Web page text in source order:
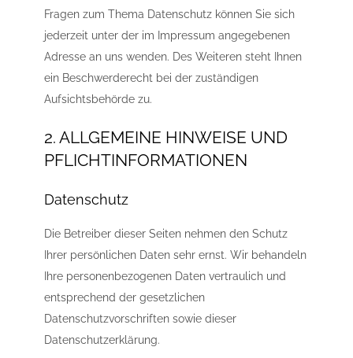
Fragen zum Thema Datenschutz können Sie sich
jederzeit unter der im Impressum angegebenen
Adresse an uns wenden. Des Weiteren steht Ihnen
ein Beschwerderecht bei der zuständigen
Aufsichtsbehörde zu.
2. ALLGEMEINE HINWEISE UND
PFLICHTINFORMATIONEN
Datenschutz
Die Betreiber dieser Seiten nehmen den Schutz
Ihrer persönlichen Daten sehr ernst. Wir behandeln
Ihre personenbezogenen Daten vertraulich und
entsprechend der gesetzlichen
Datenschutzvorschriften sowie dieser
Datenschutzerklärung.